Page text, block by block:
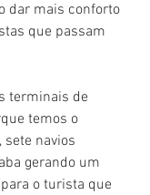
dar mais conforto
que passam
terminais de
temos o
navios
gerando um
o turista que